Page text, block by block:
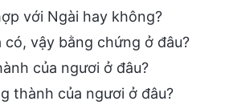
với Ngài hay không?
có, vậy bằng chứng ở đâu?
của ngươi ở đâu?
thành của ngươi ở đâu?